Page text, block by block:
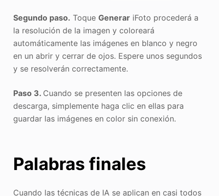
Segundo paso. Toque GenerariFoto procederá a
la resolución de la imagen y coloreará
automáticamente las imágenes en blanco y negro
en un abrir y cerrar de ojos. Espere unos segundos
y se resolverán correctamente.
Paso 3. Cuando se presenten las opciones de
descarga, simplemente haga clic en ellas para
guardar las imágenes en color sin conexión.
Palabras finales
Cuando las técnicas de IA se aplican en casi todos